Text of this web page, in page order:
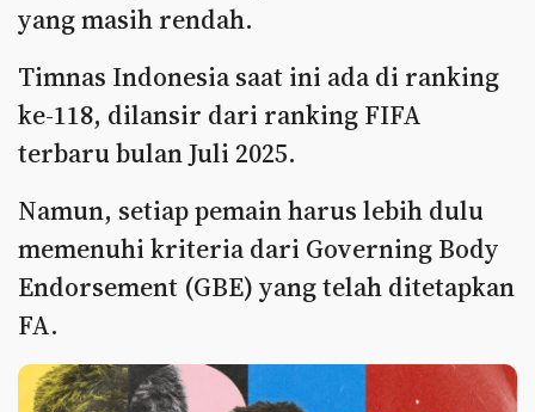
yang masih rendah.
Timnas Indonesia saat ini ada di ranking
ke-118, dilansir dari ranking FIFA
terbaru bulan Juli 2025.
Namun, setiap pemain harus lebih dulu
memenuhi kriteria dari Governing Body
Endorsement (GBE) yang telah ditetapkan
FA.